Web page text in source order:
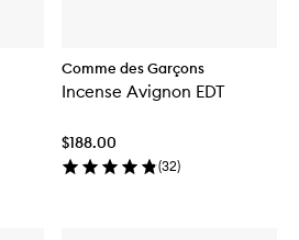
Comme des Garçons
Incense Avignon EDT
$188.00
(32)